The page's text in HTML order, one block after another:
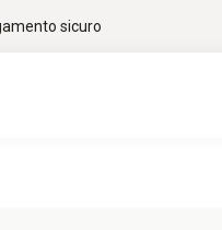
sicuro